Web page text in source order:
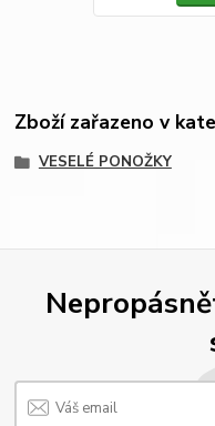
Zboží zařazeno v
VESELÉ PONOŽKY